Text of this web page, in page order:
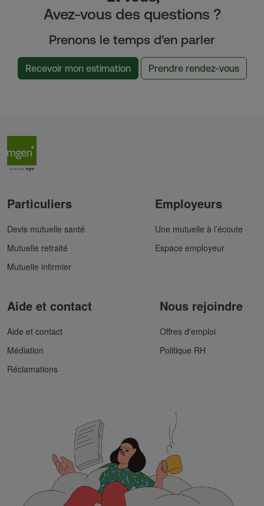
Avez-vous des questions ?
Prenons le temps d'en parler
Recevoir mon estimation Prendre rendez-vous
Particuliers
Devis mutuelle santé
Mutuelle retraité
Mutuelle infirmier
Employeurs
Une mutuelle à l’écoute
Espace employeur
Aide et contact
Aide et contact
Médiation
Réclamations
Nous rejoindre
Offres d'emploi
Politique RH